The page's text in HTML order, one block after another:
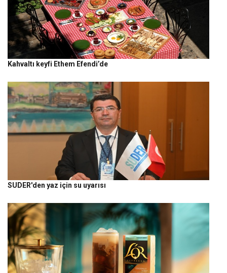
Kahvaltı keyfi Ethem Efendi’de
SUDER'den yaz için su uyarısı